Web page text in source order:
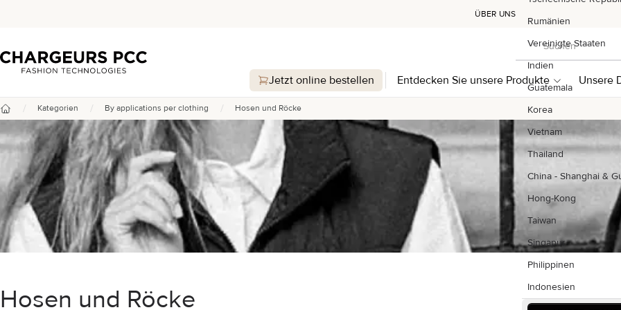
ÜBER UNS
Rumänien
Vereinigte Staaten
Indien
Guatemala
Korea
Vietnam
Thailand
China - Shanghai &
Hong-Kong
Taiwan
Singapur
Philippinen
Indonesien
Chargeurs PCC
Suchen
Suchen
Jetzt online bestellen Entdecken Sie unsere Produkte Unsere
Startseite
/ Kategorien / By applications per clothing / Hosen und Röcke
Hosen und Röcke